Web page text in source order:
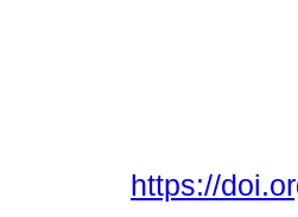
https://